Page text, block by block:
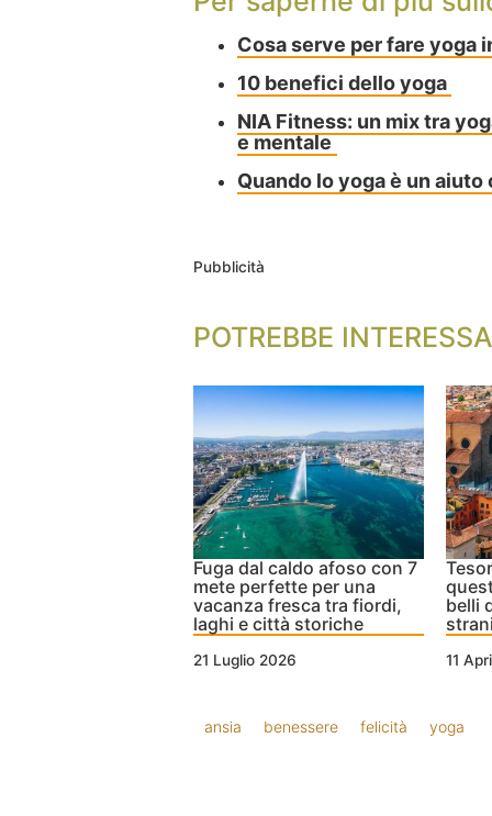
Cosa serve per fare yoga
10 benefici dello yoga
NIA Fitness: un mix tra
e mentale
Quando lo yoga è un
Pubblicità
POTREBBE
Fuga dal caldo afoso con 7
mete perfette per una
vacanza fresca tra fiordi,
laghi e città storiche
21 Luglio 2026
belli
11
ansia benessere felicità yoga